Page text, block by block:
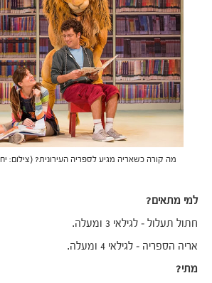
מה קורה כשאריה מגיע לספריה העירונית? (צילום:
למי מתאים?
חתול תעלול – לגילאי 3 ומעלה.
אריה הספריה – לגילאי 4 ומעלה.
מתי?